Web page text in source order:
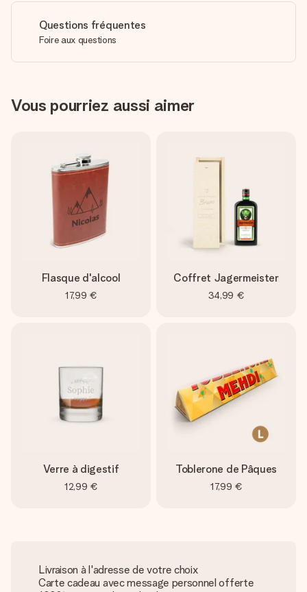
Questions fréquentes
Foire aux questions
Vous pourriez aussi aimer
Flasque d'alcool
17,99 €
Coffret Jagermeister
34,99 €
Verre à digestif
12,99 €
Toblerone de Pâques
17,99 €
Livraison à l'adresse de votre choix
Carte cadeau avec message personnel offerte